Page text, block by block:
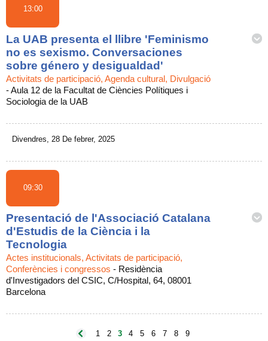
13:00
La UAB presenta el llibre 'Feminismo
no es sexismo. Conversaciones
sobre género y desigualdad'
Activitats de participació, Agenda cultural, Divulgació
-Aula 12 de la Facultat de Ciències Polítiques i
Sociologia de la UAB
Divendres, 28 De febrer, 2025
09:30
Presentació de l'Associació Catalana
d'Estudis de la Ciència i la
Tecnologia
Actes institucionals, Activitats de participació,
Conferències i congressos - Residència
d'Investigadors del CSIC, C/Hospital, 64, 08001
Barcelona
1 2 3 4 5 6 7 8
9